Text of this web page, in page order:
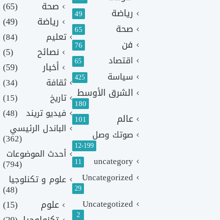
رياضة 49
صحة 65
فن 76
اقتصاد 65
سياسة 425
الشرق الأوسط
180
عالم 101
صوتك وصل
12٬199
uncategory
11
Uncategorized
29
Uncategotized
2
صحة
(65)
رياضة
(49)
تعليم (84)
نصائح
(5)
أخبار
(59)
ثقافة
(34)
تاريخ
(15)
فيديو تريند (48)
الباندل الرئيسي
(362)
أحدث الموضوعات
(794)
علوم و تكنلوجيا
(48)
علوم
(15)